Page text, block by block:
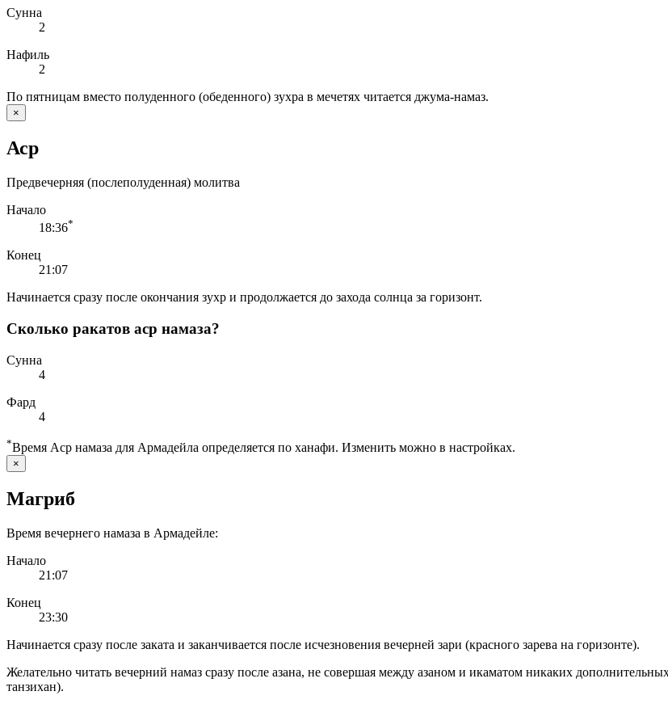
Сунна
2
Нафиль
2
По пятницам вместо полуденного (обеденного) зухра в мечетях читается джума-намаз.
×
Аср
Предвечерняя (послеполуденная) молитва
Начало
18:36*
Конец
21:07
Начинается сразу после окончания зухр и продолжается до захода солнца за горизонт.
Сколько ракатов аср намаза?
Сунна
4
Фард
4
*Время Аср намаза для Армадейла определяется по ханафи. Изменить можно в настройках.
×
Магриб
Время вечернего намаза в Армадейле:
Начало
21:07
Конец
23:30
Начинается сразу после заката и заканчивается после исчезновения вечерней зари (красного зарева на горизонте).
Желательно читать вечерний намаз сразу после азана, не совершая между азаном и икаматом никаких
танзихан).